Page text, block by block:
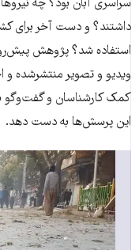
سراسری آبان بود؟ چه
داشتند؟ و دست آخر برای
ویدیو و تصویر منتشرشده و
کمک کارشناسان و گفت‌وگو
این پرسش‌ها به دست دهد.